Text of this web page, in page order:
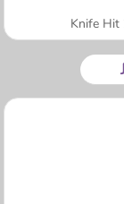
Knife Hit